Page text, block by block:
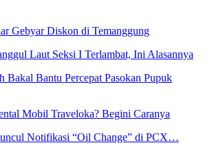
Gebyar Diskon di Temanggung
Laut Seksi I Terlambat, Ini Alasannya
Bakal Bantu Percepat Pasokan Pupuk
Mobil Traveloka? Begini Caranya
Notifikasi “Oil Change” di PCX…